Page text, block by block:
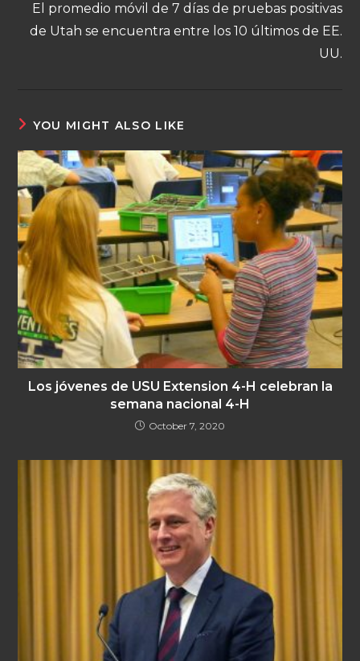
El promedio móvil de 7 días de pruebas positivas
de Utah se encuentra entre los 10 últimos de EE.
UU.
YOU MIGHT ALSO LIKE
Los jóvenes de USU Extension 4-H celebran la
semana nacional 4-H
October 7, 2020